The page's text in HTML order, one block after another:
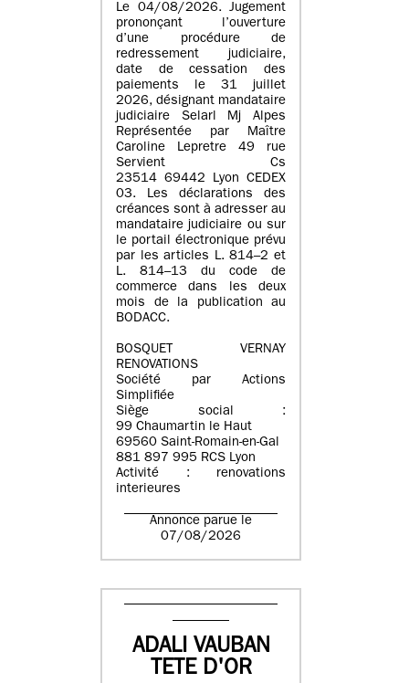
Le 04/08/2026. Jugement
prononçant l’ouverture
d’une procédure de
redressement judiciaire,
date de cessation des
paiements le 31 juillet
2026, désignant mandataire
judiciaire Selarl Mj Alpes
Représentée par Maître
Caroline Lepretre 49 rue
Servient Cs
23514 69442 Lyon CEDEX
03. Les déclarations des
créances sont à adresser au
mandataire judiciaire ou sur
le portail électronique prévu
par les articles L. 814–2 et
L. 814–13 du code de
commerce dans les deux
mois de la publication au
BODACC.
BOSQUET VERNAY
RENOVATIONS
Société par Actions
Simplifiée
Siège social :
99 Chaumartin le Haut
69560 Saint-Romain-en-Gal
881 897 995 RCS Lyon
Activité : renovations
interieures
Annonce parue le
07/08/2026
ADALI VAUBAN
TETE D'OR